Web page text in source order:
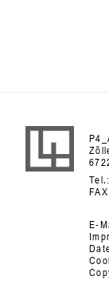
Tel.:
FAX:
E-